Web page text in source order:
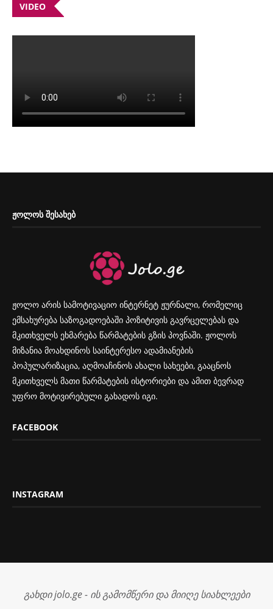
VIDEO
ᲟᲝᲚᲝᲡ ᲨᲔᲡᲐᲮᲔᲑ
ჟოლო არის სამოტივაციო ინტერნეტ ჟურნალი, რომელიც
ემსახურება საზოგადოებაში პოზიტივის გავრცელებას და
მკითხველს ეხმარება წარმატების გზის პოვნაში. ჟოლოს
მიზანია მოახდინოს საინტერესო ადამიანების
პოპულარიზაცია, აღმოაჩინოს ახალი სახეები, გააცნოს
მკითხველს მათი წარმატების ისტორიები და ამით ბევრად
უფრო მოტივირებული გახადოს იგი.
FACEBOOK
INSTAGRAM
გახდი jolo.ge - ის გამომწერი და მიიღე სიახლეები